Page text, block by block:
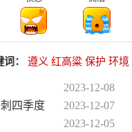
： 遵义 红高粱 保护 环境
2023-12-08
四季度
2023-12-07
2023-12-05